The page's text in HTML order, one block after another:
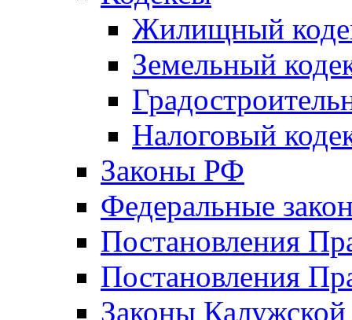
Жилищный
Земельный
Налоговый
Законы РФ
Федеральные
Постановления
Постановления
Законы Калужской